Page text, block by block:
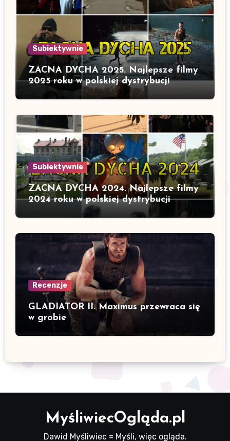
Subiektywnie
ZACNA DYCHA 2025. Najlepsze filmy
2025 roku w polskiej dystrybucji
Subiektywnie
ZACNA DYCHA 2024. Najlepsze filmy
2024 roku w polskiej dystrybucji
Recenzje
GLADIATOR II. Maximus przewraca się
w grobie
MyśliwiecOgląda.pl
Dawid Myśliwiec = Myśli, więc ogląda.